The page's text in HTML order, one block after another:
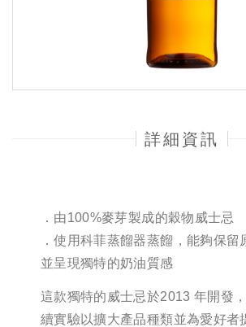
詳細資訊
．由100%麥芽製成的穀物威士忌
．使用科菲蒸餾器蒸餾，能夠保留
並呈現獨特的奶油質感
這款獨特的威士忌於2013 年開發
續實驗以擴大產品種類並為愛好者